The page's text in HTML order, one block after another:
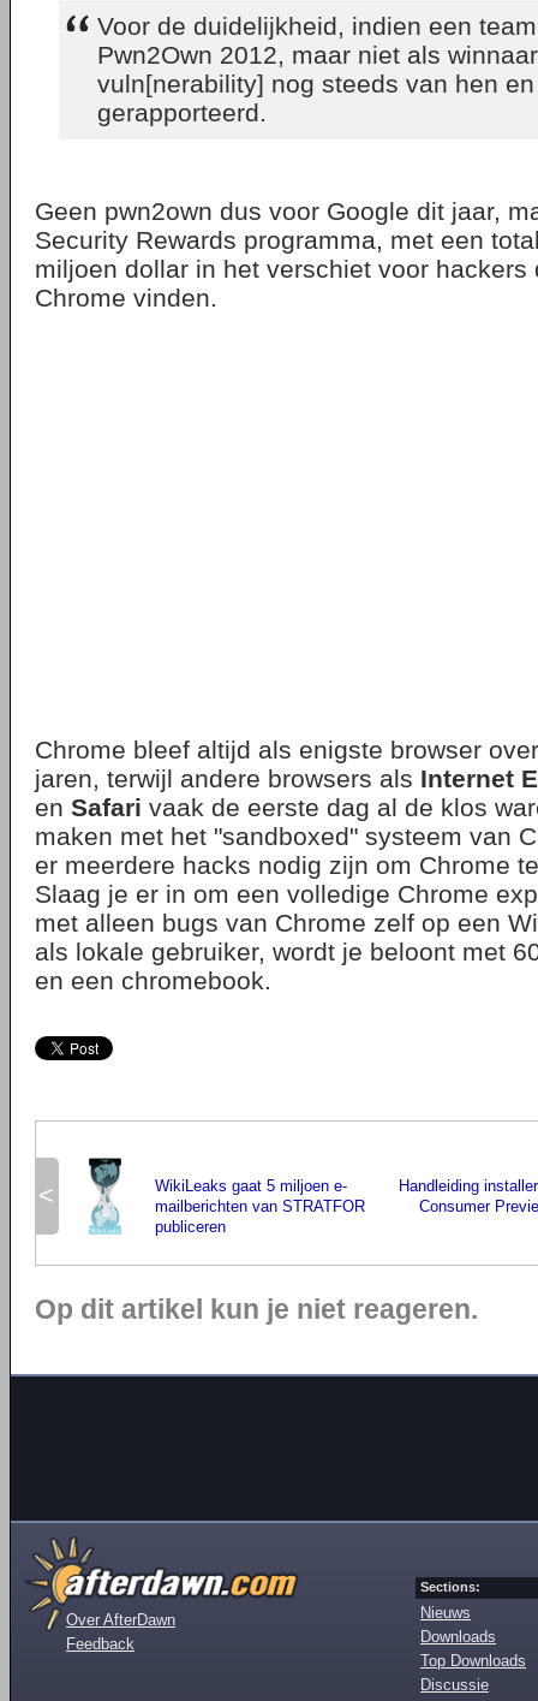
Voor de duidelijkheid, indien een
Pwn2Own 2012, maar niet als
vuln[nerability] nog steeds van hen
gerapporteerd.
Geen pwn2own dus voor Google dit jaar,
Security Rewards programma, met een
miljoen dollar in het verschiet voor hackers
Chrome vinden.
Chrome bleef altijd als enigste browser
jaren, terwijl andere browsers als Internet
en Safari vaak de eerste dag al de klos
maken met het "sandboxed" systeem van
er meerdere hacks nodig zijn om Chrome
Slaag je er in om een volledige Chrome
met alleen bugs van Chrome zelf op een
als lokale gebruiker, wordt je beloont met
en een chromebook.
<
WikiLeaks gaat 5 miljoen e-
mailberichten van STRATFOR
publiceren
Handleiding
Consumer
Op dit artikel kun je niet reageren.
Over AfterDawn
Feedback
Sections:
Nieuws
Downloads
Top Downloads
Discussie